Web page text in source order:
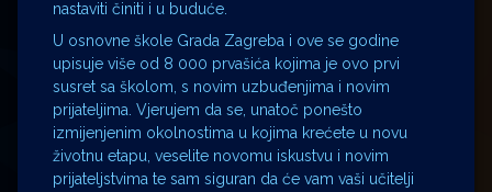
nastaviti činiti i u buduće.
U osnovne škole Grada Zagreba i ove se godine
upisuje više od 8 000 prvašića kojima je ovo prvi
susret sa školom, s novim uzbuđenjima i novim
prijateljima. Vjerujem da se, unatoč ponešto
izmijenjenim okolnostima u kojima krećete u novu
životnu etapu, veselite novomu iskustvu i novim
prijateljstvima te sam siguran da će vam vaši učitelji